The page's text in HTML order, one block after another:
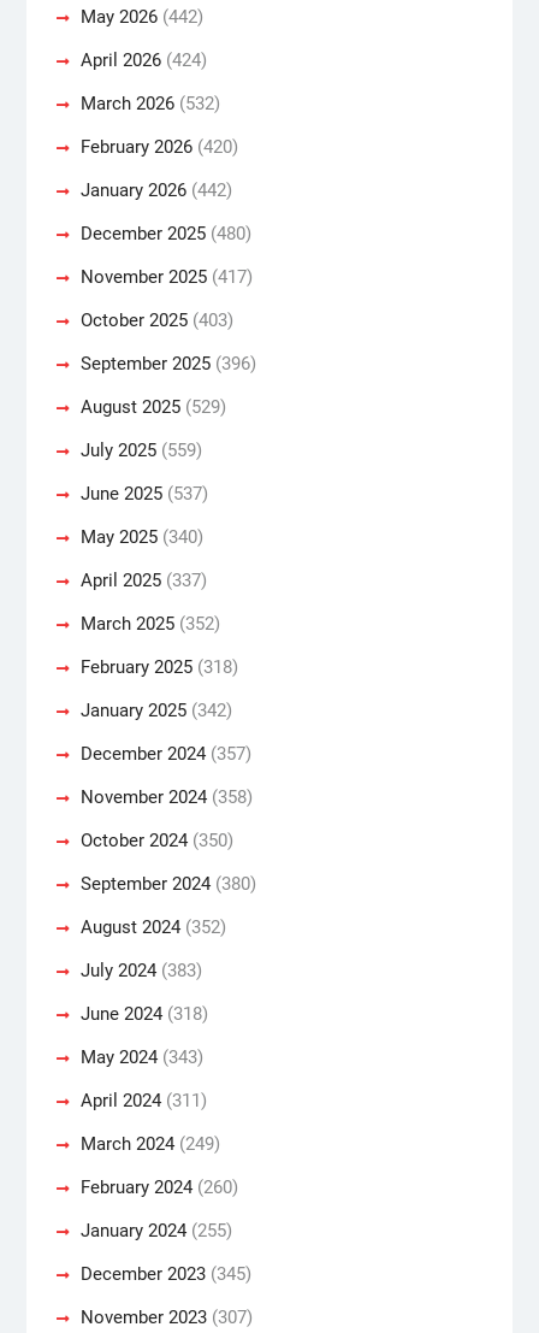
May 2026(442)
April 2026(424)
March 2026(532)
February 2026(420)
January 2026(442)
December 2025(480)
November 2025(417)
October 2025(403)
September 2025(396)
August 2025(529)
July 2025(559)
June 2025(537)
May 2025(340)
April 2025(337)
March 2025(352)
February 2025(318)
January 2025(342)
December 2024(357)
November 2024(358)
October 2024(350)
September 2024(380)
August 2024(352)
July 2024(383)
June 2024(318)
May 2024(343)
April 2024(311)
March 2024(249)
February 2024(260)
January 2024(255)
December 2023(345)
November 2023(307)